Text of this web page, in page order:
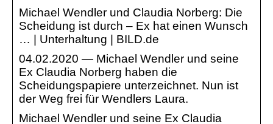
Michael Wendler und Claudia Norberg: Die
Scheidung ist durch – Ex hat einen Wunsch
… | Unterhaltung | BILD.de
04.02.2020 — Michael Wendler und seine
Ex Claudia Norberg haben die
Scheidungspapiere unterzeichnet. Nun ist
der Weg frei für Wendlers Laura.
Michael Wendler und seine Ex Claudia